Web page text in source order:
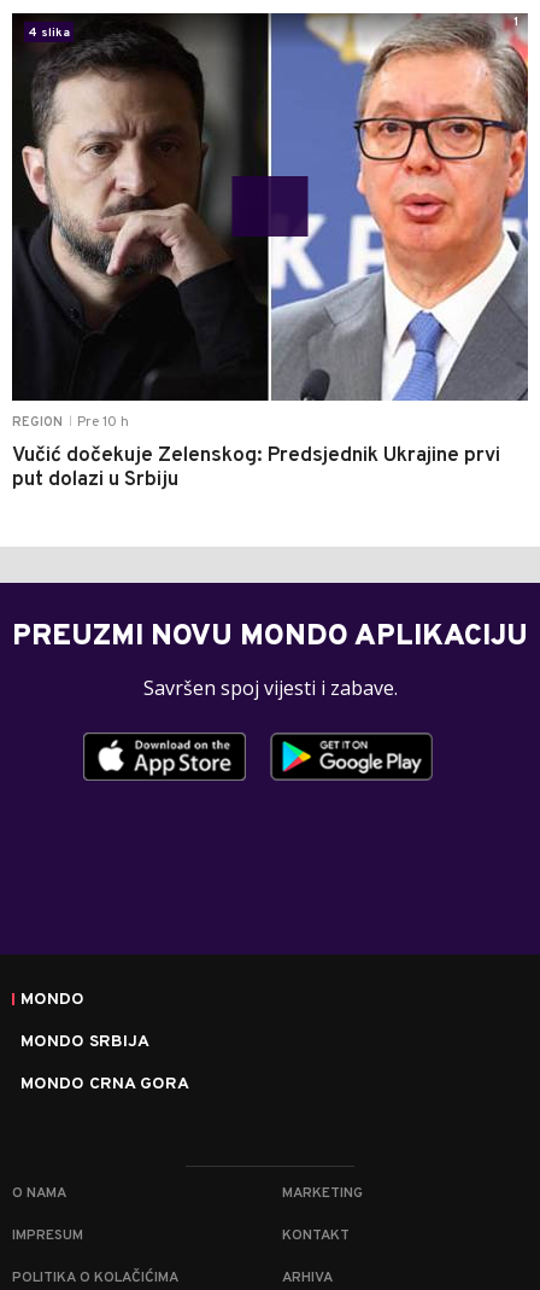
REGION Pre 10 h
Vučić dočekuje Zelenskog: Predsjednik Ukrajine prvi
put dolazi u Srbiju
4 slika
1
PREUZMI NOVU MONDO APLIKACIJU
Savršen spoj vijesti i zabave.
MONDO
MONDO SRBIJA
MONDO CRNA GORA
O NAMA MARKETING
IMPRESUM KONTAKT
POLITIKA O KOLAČIĆIMA ARHIVA